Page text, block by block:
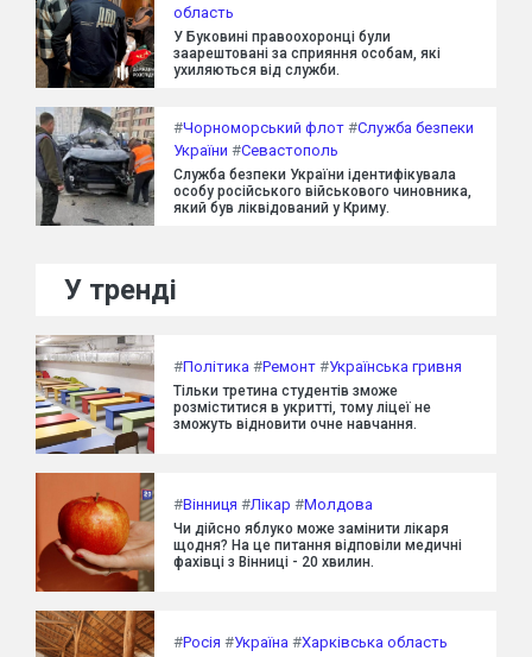
область
У Буковині правоохоронці були
заарештовані за сприяння особам, які
ухиляються від служби.
#Чорноморський флот #Служба безпеки
України #Севастополь
Служба безпеки України ідентифікувала
особу російського військового чиновника,
який був ліквідований у Криму.
У тренді
#Політика #Ремонт #Українська гривня
Тільки третина студентів зможе
розміститися в укритті, тому ліцеї не
зможуть відновити очне навчання.
#Вінниця #Лікар #Молдова
Чи дійсно яблуко може замінити лікаря
щодня? На це питання відповіли медичні
фахівці з Вінниці - 20 хвилин.
#Росія #Україна #Харківська область